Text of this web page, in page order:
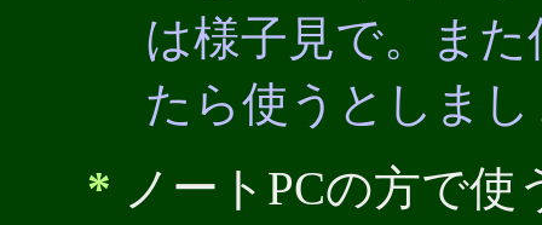
は様子見で。ま
たら使うとしま
* ノートPCの方で